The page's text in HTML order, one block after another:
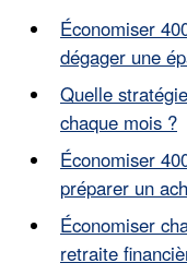
Économiser
dégager une
Quelle
chaque mois ?
Économiser
préparer un
Économiser
retraite